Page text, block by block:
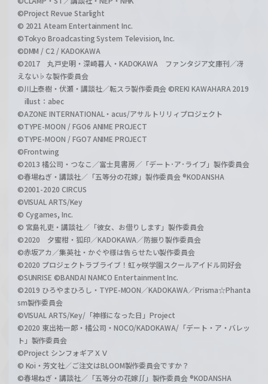
©Project Revue Starlight
© 2021 Ateam Entertainment Inc.
©Tokyo Broadcasting System Television, Inc.
©DMM / C2 / KADOKAWA
©2017 丸戸史明・深崎暮人・KADOKAWA ファンタジア文庫刊／冴
えない♭な製作委員会
©川上泰樹・伏瀬・講談社／転スラ製作委員会 ©REKI KAWAHARA 2019
illust：abec
©AZONE INTERNATIONAL・acus/アサルトリリィプロジェクト
©TYPE-MOON / FGO6 ANIME PROJECT
©TYPE-MOON / FGO7 ANIME PROJECT
©Frontwing
©2013 橘公司・つなこ／富士見書房／「デート･ア･ライブ」製作委員会
©春場ねぎ・講談社／「五等分の花嫁」製作委員会 ®KODANSHA
©2001-2020 CIRCUS
©VISUAL ARTS/Key
© Cygames, Inc.
© 宮島礼吏・講談社／「彼女、お借りします」製作委員会
©2020 夕蜜柑・狐印／KADOKAWA／防振り製作委員会
©赤坂アカ／集英社・かぐや様は告らせたい製作委員会
©2020 プロジェクトラブライブ！虹ヶ咲学園スクールアイドル同好会
©SUNRISE ©BANDAI NAMCO Entertainment Inc.
©2019 ひろやまひろし・TYPE-MOON／KADOKAWA／Prisma☆Phanta
sm製作委員会
©VISUAL ARTS/Key/「神様になった日」Project
©2020 東出祐一郎・橘公司・NOCO/KADOKAWA/「デート・ア・バレッ
ト」製作委員会
©Project シンフォギアＸＶ
© Koi・芳文社／ご注文はBLOOM製作委員会ですか？
©春場ねぎ・講談社／「五等分の花嫁∬」製作委員会 ®KODANSHA